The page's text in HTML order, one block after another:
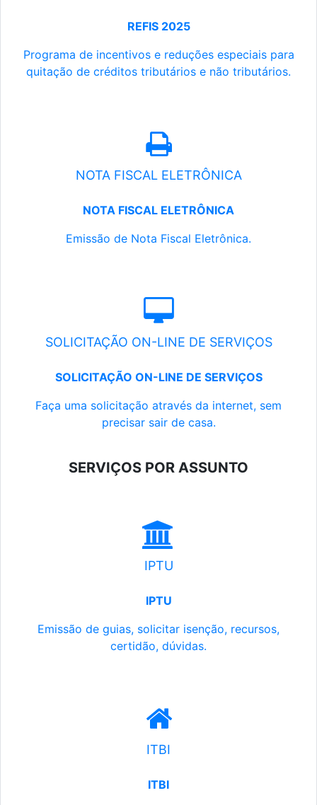
REFIS 2025
Programa de incentivos e reduções especiais para
quitação de créditos tributários e não tributários.
NOTA FISCAL ELETRÔNICA
NOTA FISCAL ELETRÔNICA
Emissão de Nota Fiscal Eletrônica.
SOLICITAÇÃO ON-LINE DE SERVIÇOS
SOLICITAÇÃO ON-LINE DE SERVIÇOS
Faça uma solicitação através da internet, sem
precisar sair de casa.
SERVIÇOS POR ASSUNTO
IPTU
IPTU
Emissão de guias, solicitar isenção, recursos,
certidão, dúvidas.
ITBI
ITBI